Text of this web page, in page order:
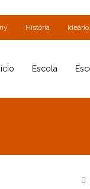
História
Escola